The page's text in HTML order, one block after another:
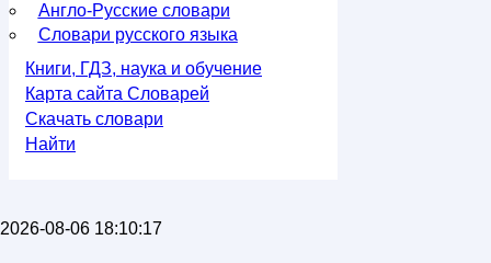
Англо-Русские словари
Словари русского языка
Книги, ГДЗ, наука и обучение
Карта сайта Словарей
Скачать словари
Найти
2026-08-06 18:10:17